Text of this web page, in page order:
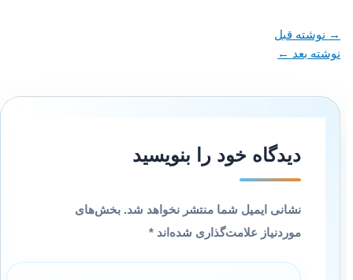
→نوشته قبل
نوشته بعد←
دیدگاه‌ خود را بنویسید
نشانی ایمیل شما منتشر نخواهد شد. بخش‌های
موردنیاز علامت‌گذاری شده‌اند*
اینجا